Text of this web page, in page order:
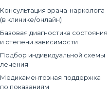
Консультация врача-нарколога
(в клинике/онлайн)
Базовая диагностика состояния
и степени зависимости
Подбор индивидуальной схемы
лечения
Медикаментозная поддержка
по показаниям